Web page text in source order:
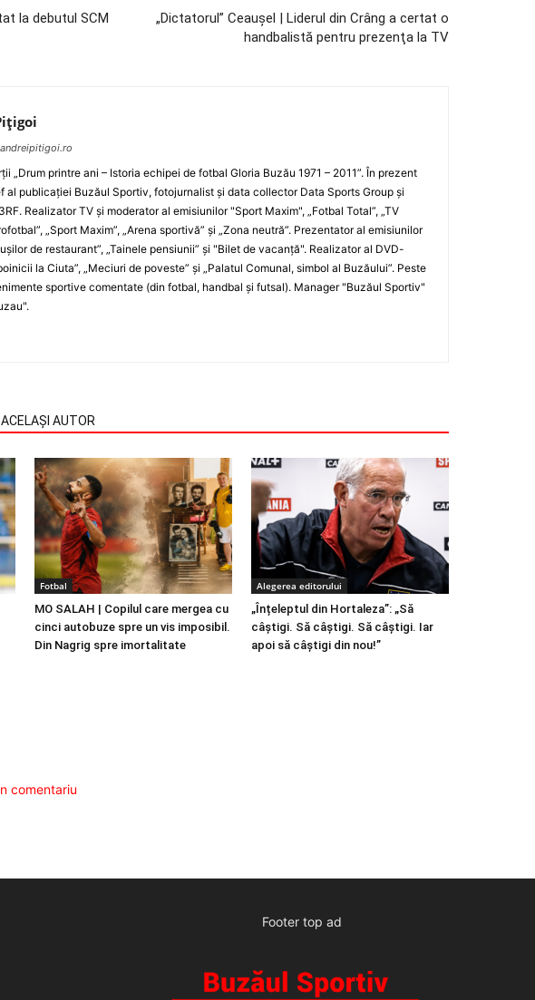
la debutul SCM
„Dictatorul” Ceauşel | Liderul din Crâng a certat o
handbalistă pentru prezenţa la TV
„Drum printre ani – Istoria echipei de fotbal Gloria Buzău 1971 – 2011”. În prezent
al publicaţiei Buzăul Sportiv, fotojurnalist şi data collector Data Sports Group şi
Realizator TV şi moderator al emisiunilor "Sport Maxim", „Fotbal Total”, „TV
„Sport Maxim”, „Arena sportivă” şi „Zona neutră”. Prezentator al emisiunilor
de restaurant”, „Tainele pensiunii” şi "Bilet de vacanţă". Realizator al DVD-
la Ciuta”, „Meciuri de poveste” şi „Palatul Comunal, simbol al Buzăului”. Peste
sportive comentate (din fotbal, handbal şi futsal). Manager "Buzăul Sportiv"
ACELAȘI AUTOR
Fotbal
MO SALAH | Copilul care mergea cu
cinci autobuze spre un vis imposibil.
Din Nagrig spre imortalitate
Alegerea editorului
„Înțeleptul din Hortaleza”: „Să
câștigi. Să câștigi. Să câștigi. Iar
apoi să câștigi din nou!”
comentariu
Footer top ad